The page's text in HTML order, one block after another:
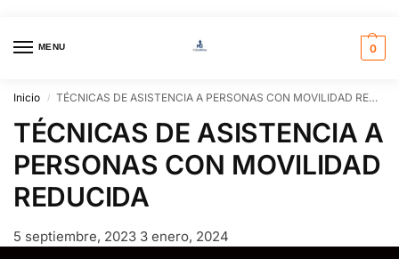
MENU 0
Inicio / TÉCNICAS DE ASISTENCIA A PERSONAS CON MOVILIDAD REDUCIDA
TÉCNICAS DE ASISTENCIA A
PERSONAS CON MOVILIDAD
REDUCIDA
5 septiembre, 2023 3 enero, 2024